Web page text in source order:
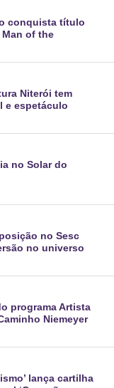
conquista título
Man of the
Niterói tem
e espetáculo
no Solar do
no Sesc
no universo
programa Artista
Niemeyer
lança cartilha